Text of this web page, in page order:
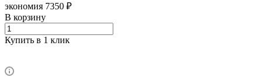
экономия 7350 ₽
В корзину
Купить в 1 клик